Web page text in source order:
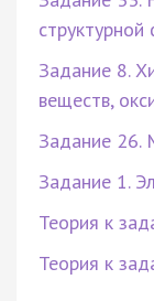
Задание 8.
веществ,
Задание 26.
Задание 1.
Теория к
Теория к